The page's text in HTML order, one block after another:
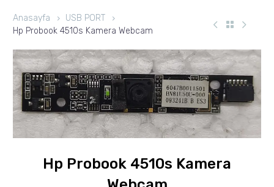
Anasayfa
USB PORT
Hp Probook 4510s Kamera Webcam
Hp Probook 4510s Kamera